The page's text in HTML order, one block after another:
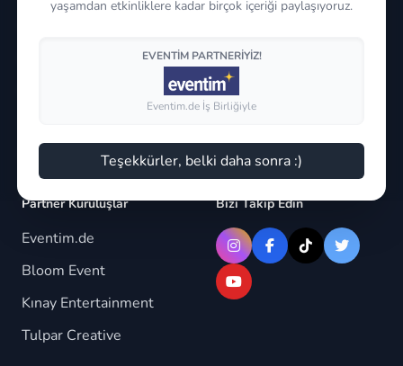
yaşamdan etkinliklere kadar birçok içeriği paylaşıyoruz.
EVENTIM PARTNERIYIZ!
Eventim.de İş Birliğiyle
Teşekkürler, belki daha sonra :)
Datenschutz
Partner Kuruluşlar
Eventim.de
Bloom Event
Kınay Entertainment
Tulpar Creative
Bizi Takip Edin